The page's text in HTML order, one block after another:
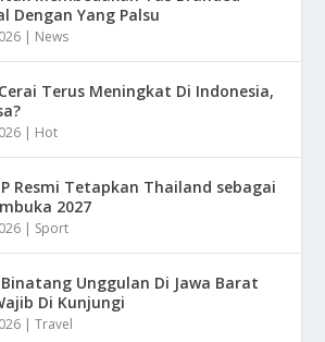
Dengan Yang Palsu
| News
Terus Meningkat Di Indonesia,
| Hot
Resmi Tetapkan Thailand sebagai
2027
| Sport
Unggulan Di Jawa Barat
Di Kunjungi
|Travel